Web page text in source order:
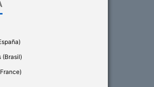
(Brasil)